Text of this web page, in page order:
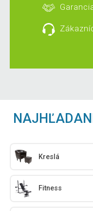
Kreslá
Fitness